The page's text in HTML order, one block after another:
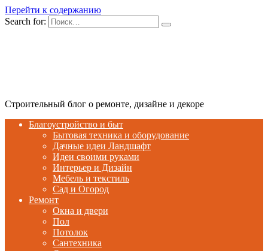
Перейти к содержанию
Search for:
Строительный блог о ремонте, дизайне и декоре
Благоустройство и быт
Бытовая техника и оборудование
Дачные идеи Ландшафт
Идеи своими руками
Интерьер и Дизайн
Мебель и текстиль
Сад и Огород
Ремонт
Окна и двери
Пол
Потолок
Сантехника